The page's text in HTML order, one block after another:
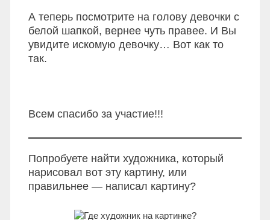
А теперь посмотрите на голову девочки с
белой шапкой, вернее чуть правее. И Вы
увидите искомую девочку… Вот как то
так.
Всем спасибо за участие!!!
Попробуете найти художника, который
нарисовал вот эту картину, или
правильнее — написал картину?